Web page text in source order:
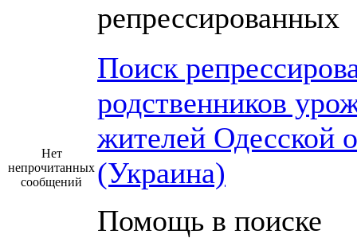
репрессированных
Нет
непрочитанных
сообщений
Поиск
родственников
жителей Одесской
(Украина)
Помощь в поиске